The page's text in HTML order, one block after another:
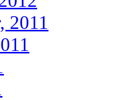
2011